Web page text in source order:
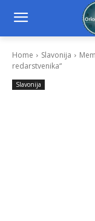
Home Slavonija
redarstvenika“
Slavonija